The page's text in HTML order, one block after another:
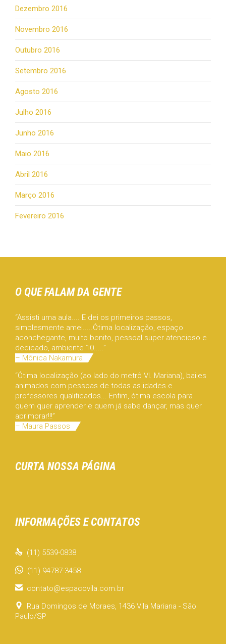
Dezembro 2016
Novembro 2016
Outubro 2016
Setembro 2016
Agosto 2016
Julho 2016
Junho 2016
Maio 2016
Abril 2016
Março 2016
Fevereiro 2016
O QUE FALAM DA GENTE
“Assisti uma aula.... E dei os primeiros passos,
simplesmente amei.....Ótima localização, espaço
aconchegante, muito bonito, pessoal super atencioso e
dedicado, ambiente 10.....”
– Mônica Nakamura
“Ótima localização (ao lado do metrô Vl. Mariana), bailes
animados com pessoas de todas as idades e
professores qualificados... Enfim, ótima escola para
quem quer aprender e quem já sabe dançar, mas quer
aprimorar!!!”
– Maura Passos
CURTA NOSSA PÁGINA
INFORMAÇÕES E CONTATOS
 (11) 5539-0838
(11) 94787-3458
 contato@espacovila.com.br

Rua Domingos de Moraes, 1436 Vila Mariana - São
Paulo/SP